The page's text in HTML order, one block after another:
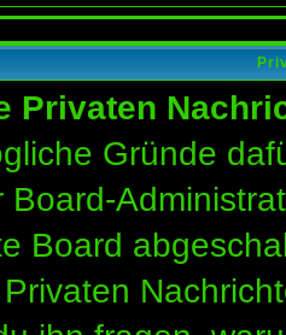
Privaten
Gründe
Board-
Board